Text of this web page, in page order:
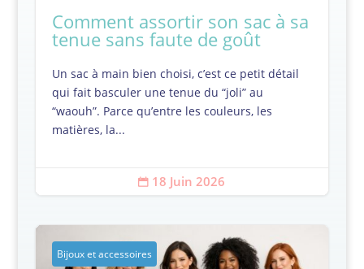
Comment assortir son sac à sa
tenue sans faute de goût
Un sac à main bien choisi, c’est ce petit détail
qui fait basculer une tenue du “joli” au
“waouh”. Parce qu’entre les couleurs, les
matières, la...
 18 Juin 2026
Bijoux et accessoires